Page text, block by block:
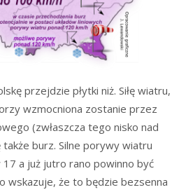
przejdzie płytki niż. Siłę wiatru,
wzmocniona zostanie przez
(zwłaszcza tego nisko nad
burz. Silne porywy wiatru
17 a już jutro rano powinno być
wskazuje, że to będzie bezsenna